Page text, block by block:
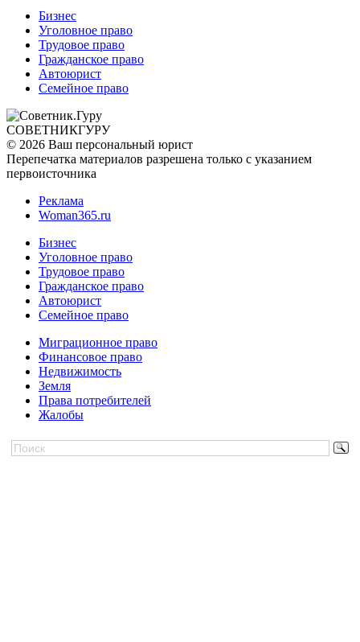
Бизнес
Уголовное право
Трудовое право
Гражданское право
Автоюрист
Семейное право
СОВЕТНИКГУРУ
© 2026 Ваш персональный юрист
Перепечатка материалов разрешена только с указанием
первоисточника
Реклама
Woman365.ru
Бизнес
Уголовное право
Трудовое право
Гражданское право
Автоюрист
Семейное право
Миграционное право
Финансовое право
Недвижимость
Земля
Права потребителей
Жалобы